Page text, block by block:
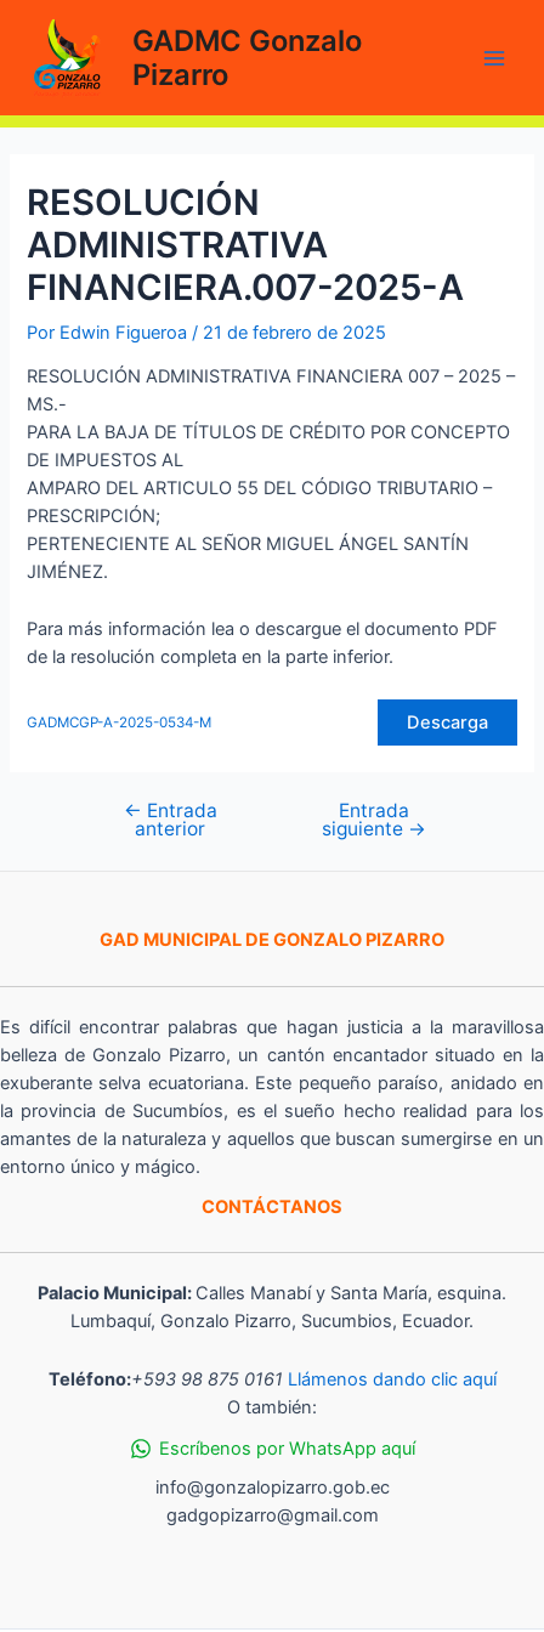
contenido
GADMC Gonzalo
Pizarro
RESOLUCIÓN
ADMINISTRATIVA
FINANCIERA.007-2025-A
Por Edwin Figueroa/ 21 de febrero de 2025
RESOLUCIÓN ADMINISTRATIVA FINANCIERA 007 – 2025 –
MS.-
PARA LA BAJA DE TÍTULOS DE CRÉDITO POR CONCEPTO
DE IMPUESTOS AL
AMPARO DEL ARTICULO 55 DEL CÓDIGO TRIBUTARIO –
PRESCRIPCIÓN;
PERTENECIENTE AL SEÑOR MIGUEL ÁNGEL SANTÍN
JIMÉNEZ.
Para más información lea o descargue el documento PDF
de la resolución completa en la parte inferior.
GADMCGP-A-2025-0534-M Descarga
Navegación
← Entrada
anterior
Entrada
siguiente →
GAD MUNICIPAL DE GONZALO PIZARRO
Es difícil encontrar palabras que hagan justicia a la maravillosa
belleza de Gonzalo Pizarro, un cantón encantador situado en la
exuberante selva ecuatoriana. Este pequeño paraíso, anidado en
la provincia de Sucumbíos, es el sueño hecho realidad para los
amantes de la naturaleza y aquellos que buscan sumergirse en un
entorno único y mágico.
CONTÁCTANOS
Palacio Municipal: Calles Manabí y Santa María, esquina.
Lumbaquí, Gonzalo Pizarro, Sucumbios, Ecuador.
Teléfono:+593 98 875 0161 Llámenos dando clic aquí
O también:
Escríbenos por WhatsApp aquí
info@gonzalopizarro.gob.ec
gadgopizarro@gmail.com